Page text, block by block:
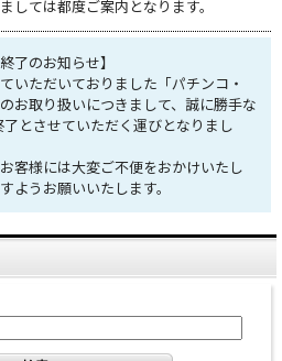
ては都度ご案内となります。
了のお知らせ】
いただいておりました「パチンコ・
お取り扱いにつきまして、誠に勝手な
とさせていただく運びとなりまし
客様には大変ご不便をおかけいたし
ようお願いいたします。